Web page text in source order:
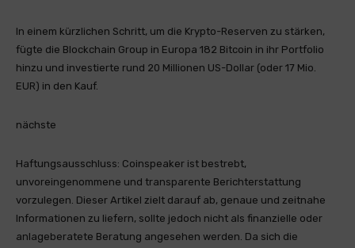
In einem kürzlichen Schritt, um die Krypto-Reserven zu stärken,
fügte die Blockchain Group in Europa 182 Bitcoin in ihr Portfolio
hinzu und investierte rund 20 Millionen US-Dollar (oder 17 Mio.
EUR) in den Kauf.
nächste
Haftungsausschluss: Coinspeaker ist bestrebt,
unvoreingenommene und transparente Berichterstattung
vorzulegen. Dieser Artikel zielt darauf ab, genaue und zeitnahe
Informationen zu liefern, sollte jedoch nicht als finanzielle oder
anlageberatete Beratung angesehen werden. Da sich die